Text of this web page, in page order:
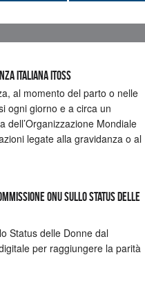
italiana ItOSS
al momento del parto o nelle
ogni giorno e a circa un
dell’Organizzazione Mondiale
legate alla gravidanza o al
ONU sullo Status delle
Status delle Donne dal
per raggiungere la parità